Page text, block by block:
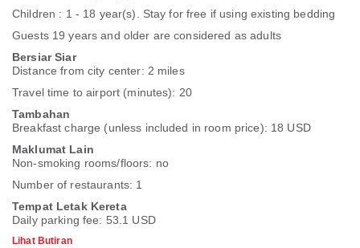
Children : 1 - 18 year(s). Stay for free if using existing bedding
Guests 19 years and older are considered as adults
Bersiar Siar
Distance from city center: 2 miles
Travel time to airport (minutes): 20
Tambahan
Breakfast charge (unless included in room price): 18 USD
Maklumat Lain
Non-smoking rooms/floors: no
Number of restaurants: 1
Tempat Letak Kereta
Daily parking fee: 53.1 USD
Lihat Butiran